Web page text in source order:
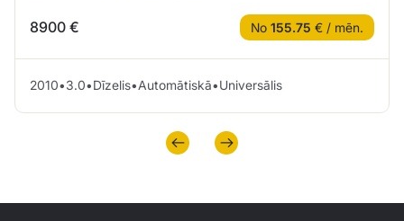
8900 € No 155.75 € / mēn.
2010•3.0•Dīzelis•Automātiskā•Universālis